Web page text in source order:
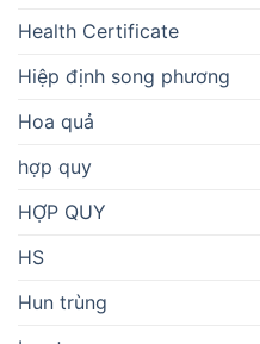
Health Certificate
Hiệp định song phương
Hoa quả
hợp quy
HỢP QUY
HS
Hun trùng